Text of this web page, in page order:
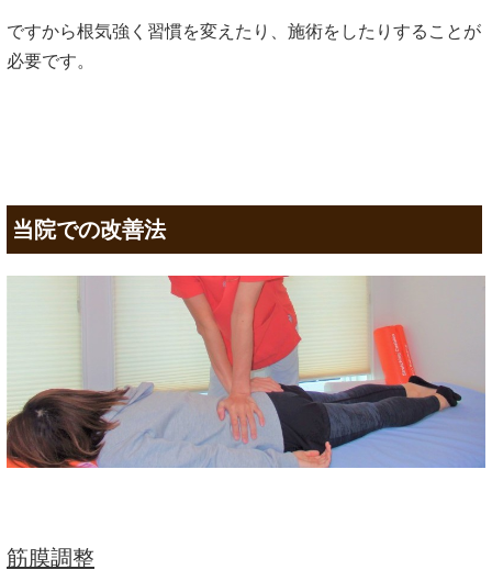
ですから根気強く習慣を変えたり、施術をしたりすることが
必要です。
当院での改善法
筋膜調整